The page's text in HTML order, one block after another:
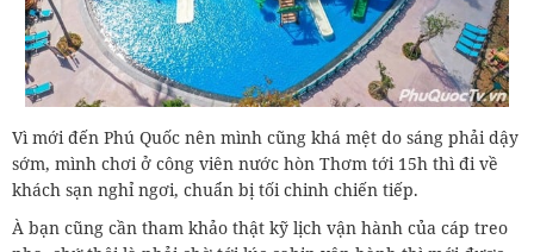
Vì mới đến Phú Quốc nên mình cũng khá mệt do sáng phải dậy
sớm, mình chơi ở công viên nước hòn Thơm tới 15h thì đi về
khách sạn nghỉ ngơi, chuẩn bị tối chinh chiến tiếp.
À bạn cũng cần tham khảo thật kỹ lịch vận hành của cáp treo